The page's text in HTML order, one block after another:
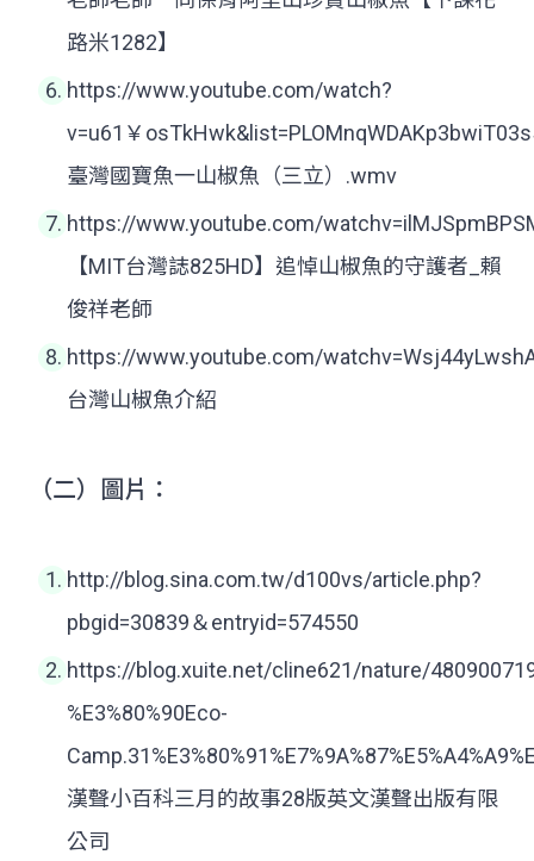
路米1282】
https://www.youtube.com/watch?
v=u61￥
臺灣國寶魚一山椒魚（三立）.wmv
https://www.youtube.com/
【MIT台灣誌825HD】追悼山椒魚的守護者_賴
俊祥老師
https://www.youtube.com/
台灣山椒魚介紹
（二）圖片：
http://blog.sina.com.tw/d100vs/article.php?
pbgid=30839＆entryid=574550
https://blog.xuite.net/cline621/nature/
%E3%80%90Eco-
漢聲小百科三月的故事28版英文漢聲出版有限
公司